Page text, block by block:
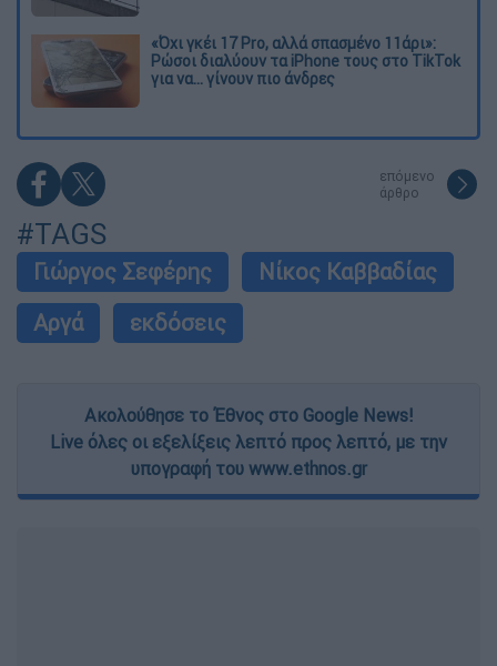
«Όχι γκέι 17 Pro, αλλά σπασμένο 11άρι»:
Ρώσοι διαλύουν τα iPhone τους στο TikTok
για να... γίνουν πιο άνδρες
επόμενο
άρθρο
#TAGS
Γιώργος Σεφέρης
Νίκος Καββαδίας
Αργά
εκδόσεις
Ακολούθησε το Έθνος στο Google News!
Live όλες οι εξελίξεις λεπτό προς λεπτό, με την
υπογραφή του www.ethnos.gr